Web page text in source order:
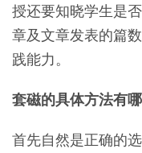
授还要知晓学生是
章及文章发表的篇
践能力。
套磁的具体方法有哪
首先自然是正确的